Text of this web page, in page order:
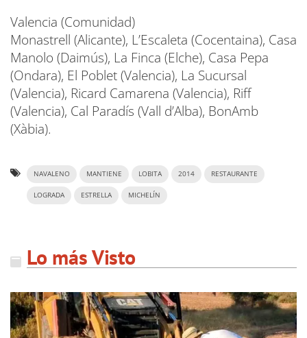
Valencia (Comunidad)
Monastrell (Alicante), L’Escaleta (Cocentaina), Casa
Manolo (Daimús), La Finca (Elche), Casa Pepa
(Ondara), El Poblet (Valencia), La Sucursal
(Valencia), Ricard Camarena (Valencia), Riff
(Valencia), Cal Paradís (Vall d’Alba), BonAmb
(Xàbia).
NAVALENO MANTIENE LOBITA 2014 RESTAURANTE
LOGRADA ESTRELLA MICHELÍN
Lo más Visto